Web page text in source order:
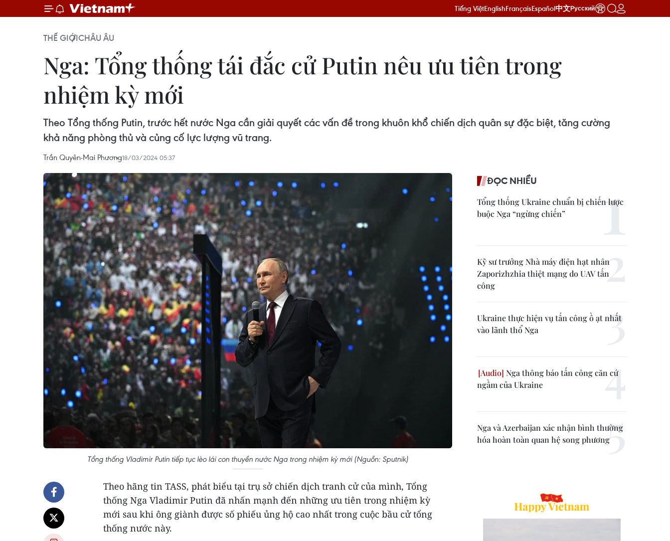
Tiếng ViệtEnglishFrançaisEspañol中文Русский
THẾ GIỚICHÂU ÂU
Nga: Tổng thống tái đắc cử Putin nêu ưu tiên trong
nhiệm kỳ mới
Theo Tổng thống Putin, trước hết nước Nga cần giải quyết các vấn đề trong khuôn khổ chiến dịch quân sự đặc biệt, tăng cường
khả năng phòng thủ và củng cố lực lượng vũ trang.
Trần Quyên-Mai Phương18/03/2024 05:37
Tổng thống Vladimir Putin tiếp tục lèo lái con thuyền nước Nga trong nhiệm kỳ mới (Nguồn: Sputnik)
Theo hãng tin TASS, phát biểu tại trụ sở chiến dịch tranh cử của mình, Tổng
thống Nga Vladimir Putin đã nhấn mạnh đến những ưu tiên trong nhiệm kỳ
mới sau khi ông giành được số phiếu ủng hộ cao nhất trong cuộc bầu cử tổng
thống nước này.
ĐỌC NHIỀU
Tổng thống Ukraine chuẩn bị chiến lược
buộc Nga “ngừng chiến”
Kỹ sư trưởng Nhà máy điện hạt nhân
Zaporizhzhia thiệt mạng do UAV tấn
công
Ukraine thực hiện vụ tấn công ồ ạt nhất
vào lãnh thổ Nga
Nga thông báo tấn công căn cứ
ngầm của Ukraine
Nga và Azerbaijan xác nhận bình thường
hóa hoàn toàn quan hệ song phương